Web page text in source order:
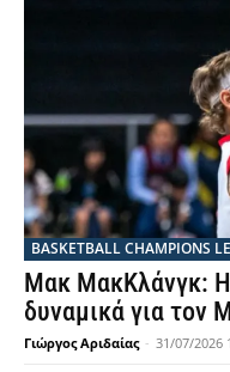
BASKETBALL CHAMPIONS
Μακ ΜακΚλάνγκ: Η
δυναμικά για τον
Γιώργος Αριδαίας - 31/07/2026